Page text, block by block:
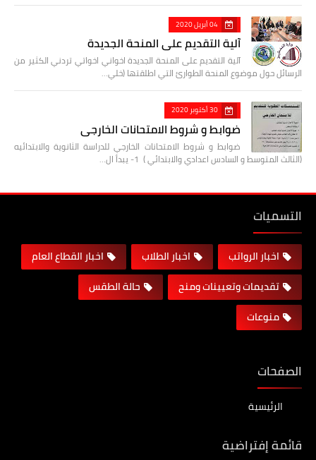
04 أبريل 2020
آلية التقديم على المنحة الجديدة
آلية التقديم على المنحة الجديدة اخواني اخواتي تردني الكثير من
الرسائل حول موضوع المنحة الطوارئ التي اطلقتها (خلي…
30 أكتوبر 2020
ضوابط و شروط الامتحانات الخارجي
ضوابط و شروط الامتحانات الخارجي للدراسة الثانوية والابتدائيه
(الثالث المتوسط و السادس اعدادي والابتدائي ) 1- يبدأ ال…
التسميات
اخبار الرواتب اخبار الطلاب
اخبار القطاع العام
تقديمات وتعيينات ومنح
حالة الطقس
منوعات
الصفحات
الرئيسية
قائمة إفتراضية